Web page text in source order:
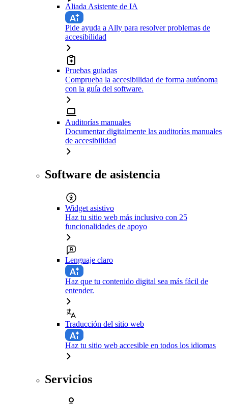
Aliada Asistente de IA
Pide ayuda a Ally para resolver problemas de
accesibilidad
Pruebas guiadas
Comprueba la accesibilidad de forma autónoma
con la guía del software.
Auditorías manuales
Documentar digitalmente las auditorías manuales
de accesibilidad
Software de asistencia
Widget asistivo
Haz tu sitio web más inclusivo con 25
funcionalidades de apoyo
Lenguaje claro
Haz que tu contenido digital sea más fácil de
entender.
Traducción del sitio web
Haz tu sitio web accesible en todos los idiomas
Servicios